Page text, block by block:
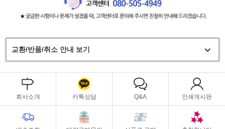
교환/반품/취소 안내 보기
회사소개 카톡상담 Q&A 인쇄게시판